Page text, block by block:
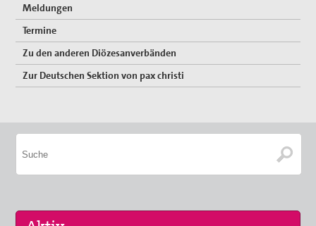
Vernetzung
Mitglied werden
Spenden
Meldungen
Termine
Zu den anderen Diözesanverbänden
Zur Deutschen Sektion von pax christi